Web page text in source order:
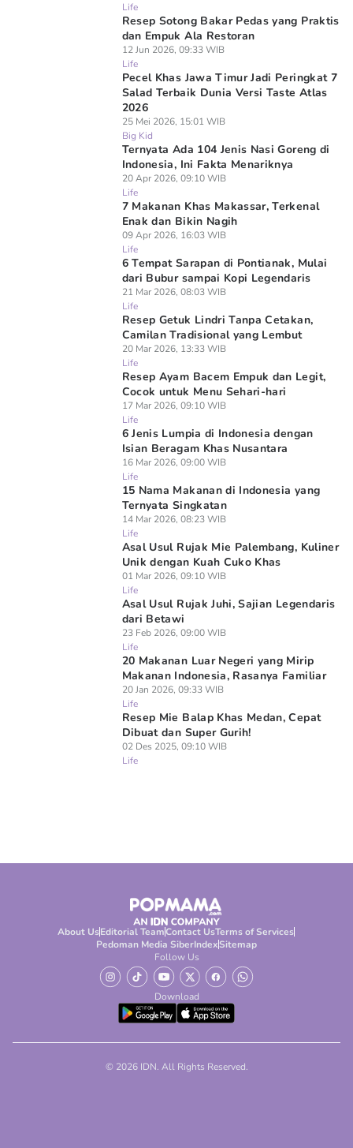
Life
Resep Sotong Bakar Pedas yang Praktis
dan Empuk Ala Restoran
12 Jun 2026, 09:33 WIB
Life
Pecel Khas Jawa Timur Jadi Peringkat 7
Salad Terbaik Dunia Versi Taste Atlas
2026
25 Mei 2026, 15:01 WIB
Big Kid
Ternyata Ada 104 Jenis Nasi Goreng di
Indonesia, Ini Fakta Menariknya
20 Apr 2026, 09:10 WIB
Life
7 Makanan Khas Makassar, Terkenal
Enak dan Bikin Nagih
09 Apr 2026, 16:03 WIB
Life
6 Tempat Sarapan di Pontianak, Mulai
dari Bubur sampai Kopi Legendaris
21 Mar 2026, 08:03 WIB
Life
Resep Getuk Lindri Tanpa Cetakan,
Camilan Tradisional yang Lembut
20 Mar 2026, 13:33 WIB
Life
Resep Ayam Bacem Empuk dan Legit,
Cocok untuk Menu Sehari-hari
17 Mar 2026, 09:10 WIB
Life
6 Jenis Lumpia di Indonesia dengan
Isian Beragam Khas Nusantara
16 Mar 2026, 09:00 WIB
Life
15 Nama Makanan di Indonesia yang
Ternyata Singkatan
14 Mar 2026, 08:23 WIB
Life
Asal Usul Rujak Mie Palembang, Kuliner
Unik dengan Kuah Cuko Khas
01 Mar 2026, 09:10 WIB
Life
Asal Usul Rujak Juhi, Sajian Legendaris
dari Betawi
23 Feb 2026, 09:00 WIB
Life
20 Makanan Luar Negeri yang Mirip
Makanan Indonesia, Rasanya Familiar
20 Jan 2026, 09:33 WIB
Life
Resep Mie Balap Khas Medan, Cepat
Dibuat dan Super Gurih!
02 Des 2025, 09:10 WIB
Life
About UsEditorial TeamContact UsTerms of Services
Pedoman Media SiberIndexSitemap
Follow Us
Download
© 2026 IDN. All Rights Reserved.